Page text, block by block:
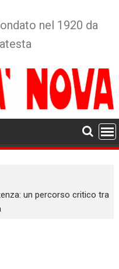
nel 1920 da
un percorso critico tra